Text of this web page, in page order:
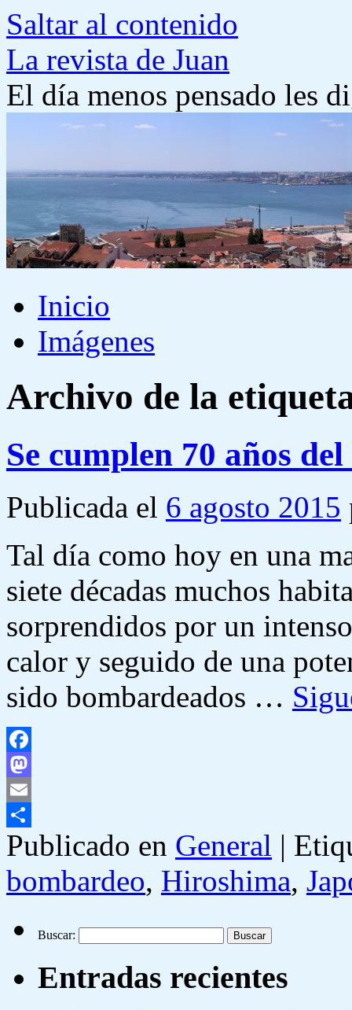
Saltar al contenido
La revista de Juan
El día menos pensado les
Inicio
Imágenes
Archivo de la
Se cumplen 70 años
Publicada el 6 agosto 2015
Tal día como hoy en una
siete décadas muchos
sorprendidos por un
calor y seguido de una
sido bombardeados …
Facebook
Mastodon
Email
Compartir
Publicado en General |
bombardeo, Hiroshima,
Buscar:
Entradas recientes